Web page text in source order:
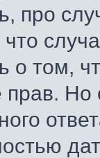
про
о том,
прав. Но